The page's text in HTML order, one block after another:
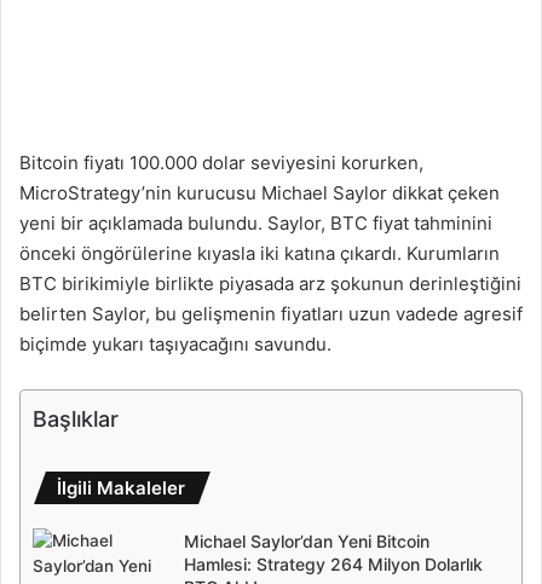
Bitcoin fiyatı 100.000 dolar seviyesini korurken,
MicroStrategy’nin kurucusu Michael Saylor dikkat çeken
yeni bir açıklamada bulundu. Saylor, BTC fiyat tahminini
önceki öngörülerine kıyasla iki katına çıkardı. Kurumların
BTC birikimiyle birlikte piyasada arz şokunun derinleştiğini
belirten Saylor, bu gelişmenin fiyatları uzun vadede agresif
biçimde yukarı taşıyacağını savundu.
Başlıklar
İlgili Makaleler
Michael Saylor’dan Yeni Bitcoin
Hamlesi: Strategy 264 Milyon Dolarlık